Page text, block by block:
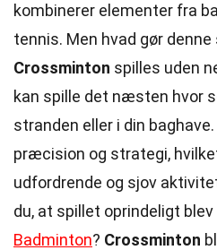
kombinerer elementer fra
tennis. Men hvad gør
Crossminton spilles uden
kan spille det næsten hvor
stranden eller i din
præcision og strategi,
udfordrende og sjov
du, at spillet oprindeligt blev
Badminton? Crossminton